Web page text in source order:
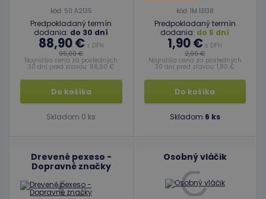
kód: 50 A2135
Predpokladaný termín
dodania: do 30 dní
88,90 € s DPH
95,00 €
Najnižšia cena za posledných
30 dní pred zľavou: 88,90 €
Do košíka
Skladom 0 ks
kód: 1M 13138
Predpokladaný termín
dodania: do 5 dní
1,90 € s DPH
2,00 €
Najnižšia cena za posledných
30 dní pred zľavou: 1,80 €
Do košíka
Skladom 6 ks
Drevené pexeso -
Dopravné značky
Osobný vláčik